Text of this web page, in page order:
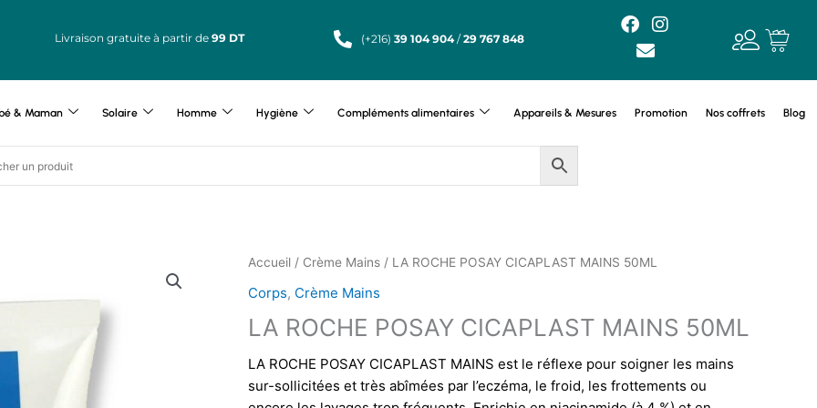
Livraison gratuite à partir de99 DT (+216) 39 104 904/29 767 848
F
a
c
e
o
I
t
g
E
n
v
e
o
& Maman Solaire Homme Hygiène Compléments alimentaires Appareils & Mesures Promotion Nos coffrets Blog
Accueil / Crème Mains / LA ROCHE POSAY CICAPLAST MAINS 50ML
Corps, Crème Mains
LA ROCHE POSAY CICAPLAST MAINS 50ML
LA ROCHE POSAY CICAPLAST MAINS est le réflexe pour soigner les mains
sur-sollicitées et très abîmées par l’eczéma, le froid, les frottements ou